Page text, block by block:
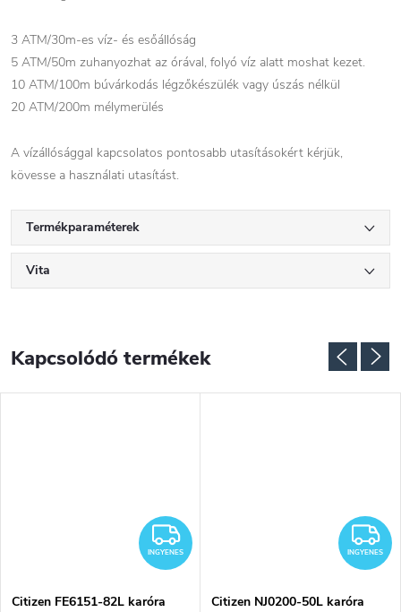
3 ATM/30m-es víz- és esőállóság
5 ATM/50m zuhanyozhat az órával, folyó víz alatt moshat kezet.
10 ATM/100m búvárkodás légzőkészülék vagy úszás nélkül
20 ATM/200m mélymerülés
A vízállósággal kapcsolatos pontosabb utasításokért kérjük,
kövesse a használati utasítást.
Termékparaméterek
Vita
Kapcsolódó termékek
INGYENES
INGYENES
Citizen FE6151-82L karóra
INGYENES
Citizen NJ0200-50L karóra